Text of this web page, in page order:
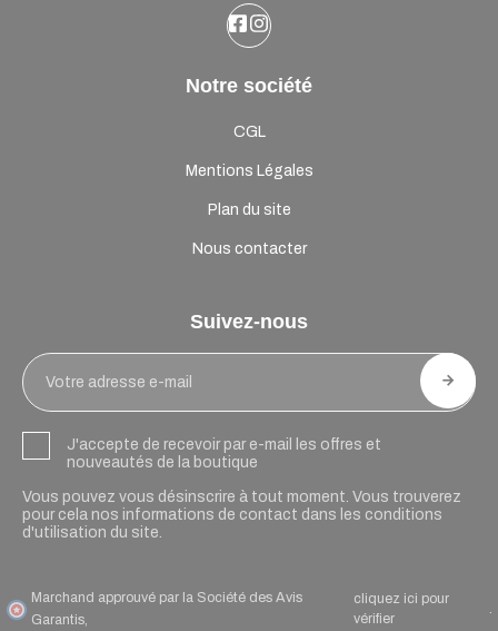
Notre société
CGL
Mentions Légales
Plan du site
Nous contacter
Suivez-nous
J'accepte de recevoir par e-mail les offres et
nouveautés de la boutique
Vous pouvez vous désinscrire à tout moment. Vous trouverez
pour cela nos informations de contact dans les conditions
d'utilisation du site.
Marchand approuvé par la Société des Avis
Garantis,
cliquez ici pour
vérifier
.